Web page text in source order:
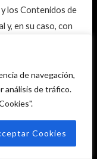
de navegación,
análisis de tráfico.
Cookies
los Contenidos de
y, en su caso, con
Tampoco tiene
identidad de los
y/o
proporcionan o